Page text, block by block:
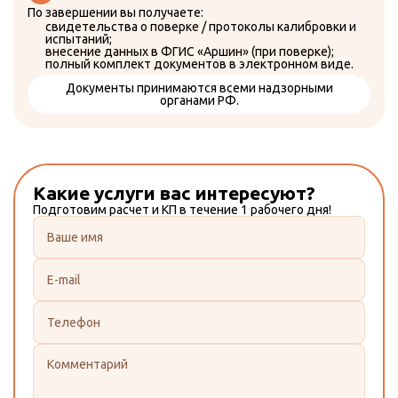
По завершении вы получаете:
свидетельства о поверке / протоколы калибровки и
испытаний;
внесение данных в ФГИС «Аршин» (при поверке);
полный комплект документов в электронном виде.
Документы принимаются всеми надзорными
органами РФ.
Какие услуги вас интересуют?
Подготовим расчет и КП в течение 1 рабочего дня!
Данное поле должно быть заполнено
Данное поле должно быть заполнено
Данное поле должно быть заполнено